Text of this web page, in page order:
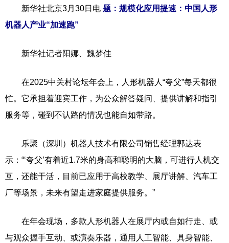
新华社北京3月30日电 题：规模化应用提速：中国人形
机器人产业“加速跑”
新华社记者阳娜、魏梦佳
在2025中关村论坛年会上，人形机器人“夸父”每天都很
忙。它承担着迎宾工作，为公众解答疑问、提供讲解和指引
服务等，碰到不认路的情况也能自如带路。
乐聚（深圳）机器人技术有限公司销售经理郭达表
示：“‘夸父’有着近1.7米的身高和聪明的大脑，可进行人机交
互，还能干活，目前已应用于高校教学、展厅讲解、汽车工
厂等场景，未来有望走进家庭提供服务。”
在年会现场，多款人形机器人在展厅内或自如行走、或
与观众握手互动、或演奏乐器，通用人工智能、具身智能、